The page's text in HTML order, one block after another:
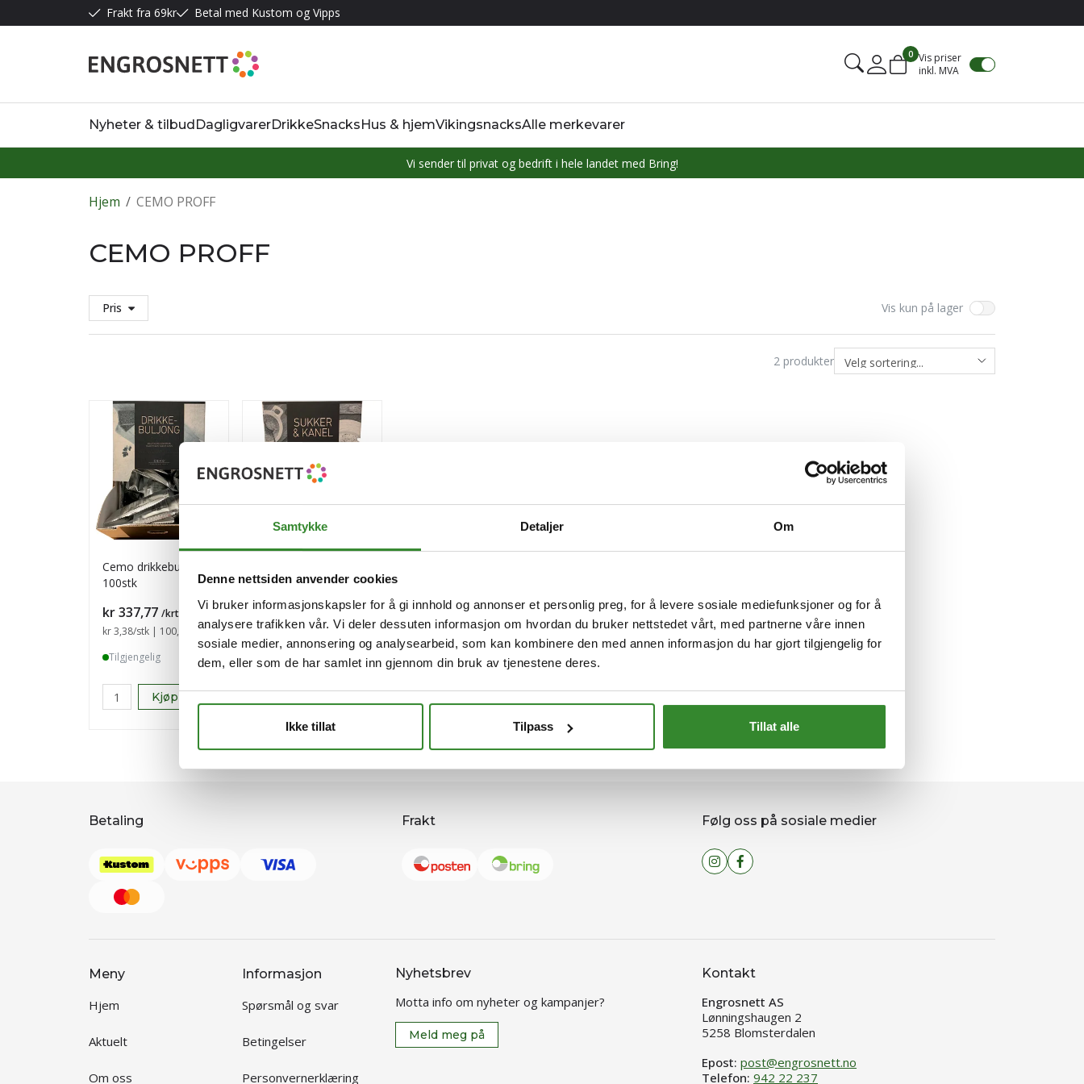
Samtykke Detaljer Om
Denne nettsiden anvender cookies
Vi bruker informasjonskapsler for å gi innhold og annonser et personlig preg, for å levere sosiale mediefunksjoner og for å
analysere trafikken vår. Vi deler dessuten informasjon om hvordan du bruker nettstedet vårt, med partnerne våre innen
sosiale medier, annonsering og analysearbeid, som kan kombinere den med annen informasjon du har gjort tilgjengelig for
dem, eller som de har samlet inn gjennom din bruk av tjenestene deres.
Ikke tillat Tilpass Tillat alle
Frakt fra 69kr Betal med Kustom og Vipps
Mine sider
0 Vis priser
inkl. MVA
Nyheter & tilbudDagligvarerDrikkeSnacksHus & hjemVikingsnacksAlle merkevarer
Vi sender til privat og bedrift i hele landet med Bring!
/
Hjem CEMO PROFF
CEMO PROFF
Pris Vis kun på lager
2 produkter
Cemo drikkebuljong
100stk
Pris
kr 337,77 /krt
Sammenligning pris
kr 3,38/stk | 100,00 stk
Tilgjengelig
Kjøp
porsjon 100stk
Pris
kr 318,29 /krt
Sammenligning pris
kr 3,18/stk | 100,00 stk
Bestillingsvare
Betaling Frakt Følg oss på sosiale medier
Meny
Hjem
Aktuelt
Om oss
Informasjon
Spørsmål og svar
Betingelser
Personvernerklæring
Nyhetsbrev
Motta info om nyheter og kampanjer?
Meld meg på
Kontakt
Engrosnett AS
Lønningshaugen 2
5258 Blomsterdalen
Epost: post@engrosnett.no
Telefon: 942 22 237